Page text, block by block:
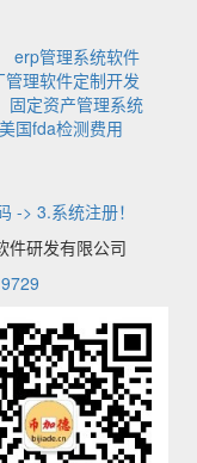
erp管理系统软件
管理软件定制开发
固定资产管理系统
美国fda检测费用
-> 3.系统注册！
件研发有限公司